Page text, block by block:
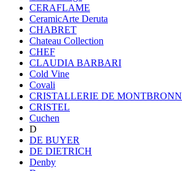
CERAFLAME
CeramicArte Deruta
CHABRET
Chateau Collection
CHEF
CLAUDIA BARBARI
Cold Vine
Covali
CRISTALLERIE DE MONTBRONN
CRISTEL
Cuchen
D
DE BUYER
DE DIETRICH
Denby